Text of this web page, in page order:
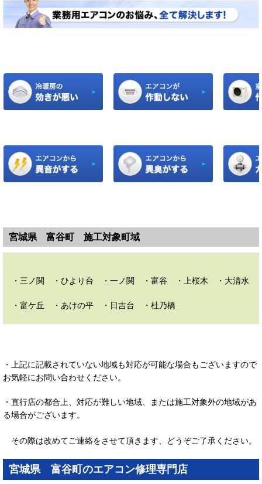
宮城県 富谷町 施工対象町域
・三ノ関 ・ひより台 ・一ノ関 ・富谷 ・上桜木 ・大清水
・富ケ丘 ・あけの平 ・日吉台 ・杜乃橋
・上記に記載されていない地域も対応が可能な場合もございますので
お気軽にお問い合わせください。
・直行店の都合上、対応が難しい地域、または施工対象外の地域があ
る場合がございます。
その際は改めてご連絡をさせて頂きます、どうぞご了承ください。
宮城県 富谷町のエアコン修理専門店